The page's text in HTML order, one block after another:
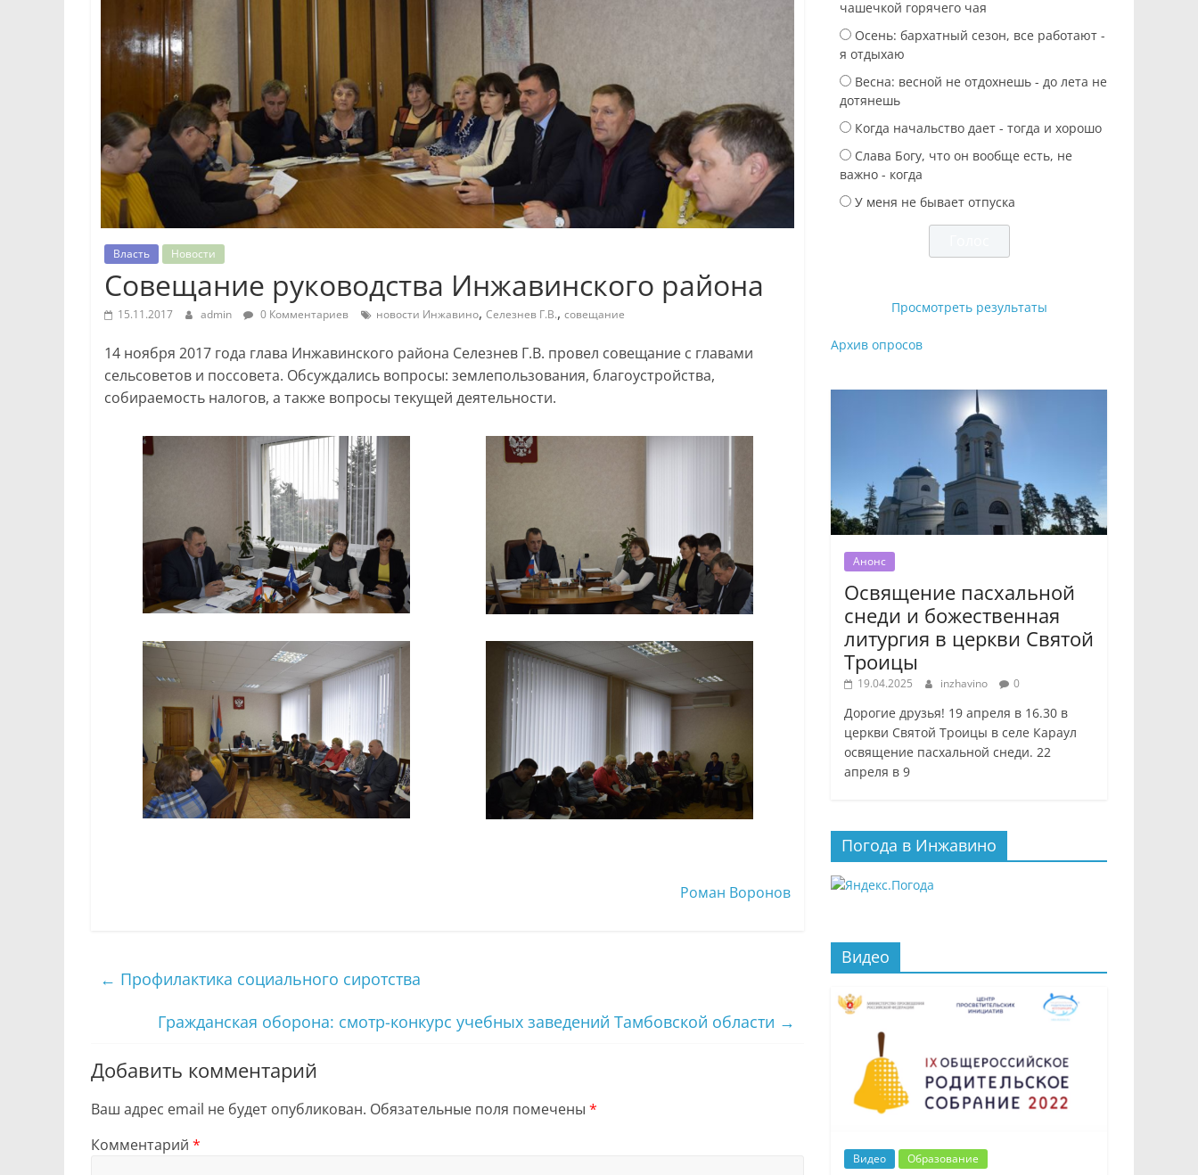
Власть Новости
Совещание руководства Инжавинского района
15.11.2017 admin 0 Комментариев новости Инжавино, Селезнев Г.В., совещание
14 ноября 2017 года глава Инжавинского района Селезнев Г.В. провел совещание с главами
сельсоветов и поссовета. Обсуждались вопросы: землепользования, благоустройства,
собираемость налогов, а также вопросы текущей деятельности.
Роман Воронов
← Профилактика социального сиротства
Гражданская оборона: смотр-конкурс учебных заведений Тамбовской области →
Добавить комментарий
Ваш адрес email не будет опубликован. Обязательные поля помечены *
Комментарий *
чашечкой горячего чая
Осень: бархатный сезон, все работают -
я отдыхаю
Весна: весной не отдохнешь - до лета не
дотянешь
Когда начальство дает - тогда и хорошо
Слава Богу, что он вообще есть, не
важно - когда
У меня не бывает отпуска
Просмотреть результаты
Архив опросов
Анонс
Освящение пасхальной
снеди и божественная
литургия в церкви Святой
Троицы
19.04.2025 inzhavino 0
Дорогие друзья! 19 апреля в 16.30 в
церкви Святой Троицы в селе Караул
освящение пасхальной снеди. 22
апреля в 9
Погода в Инжавино
Видео
Видео Образование